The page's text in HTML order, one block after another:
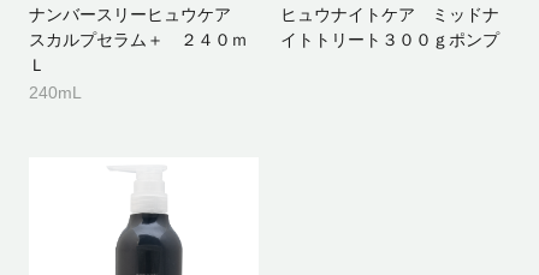
ナンバースリーヒュウケア
スカルプセラム＋ ２４０ｍ
Ｌ
240mL
ヒュウナイトケア ミッドナ
イトトリート３００ｇポンプ